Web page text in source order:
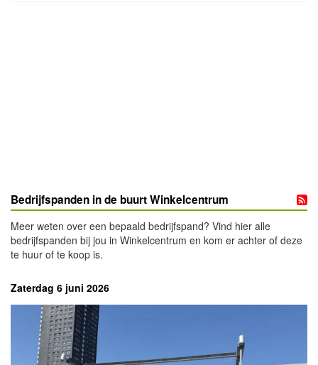
Bedrijfspanden in de buurt Winkelcentrum
Meer weten over een bepaald bedrijfspand? Vind hier alle
bedrijfspanden bij jou in Winkelcentrum en kom er achter of deze
te huur of te koop is.
Zaterdag 6 juni 2026